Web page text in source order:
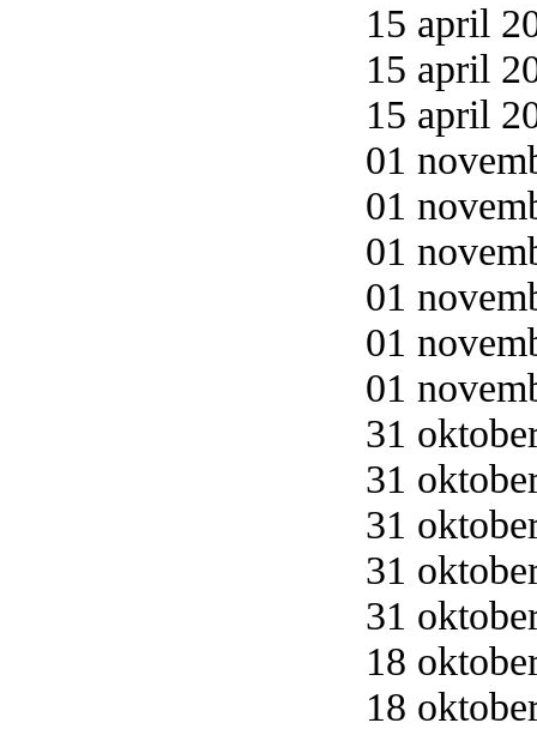
15 april
15 april
15 april
01
01
01
01
01
01
31
31
31
31
31
18
18